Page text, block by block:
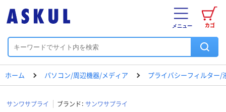
カゴ
メニュー
ホーム パソコン/周辺機器/メディア プライバシーフィルター/
サンワサプライ ブランド： サンワサプライ